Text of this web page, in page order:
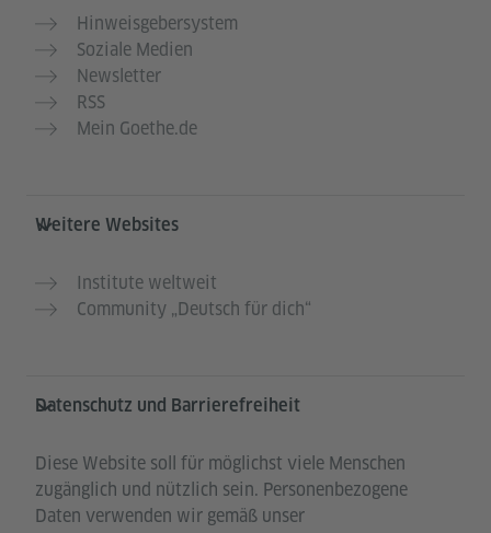
Hinweisgebersystem
Soziale Medien
Newsletter
RSS
Mein Goethe.de
Weitere Websites
Institute weltweit
Community „Deutsch für dich“
Datenschutz und Barrierefreiheit
Diese Website soll für möglichst viele Menschen
zugänglich und nützlich sein. Personenbezogene
Daten verwenden wir gemäß unser